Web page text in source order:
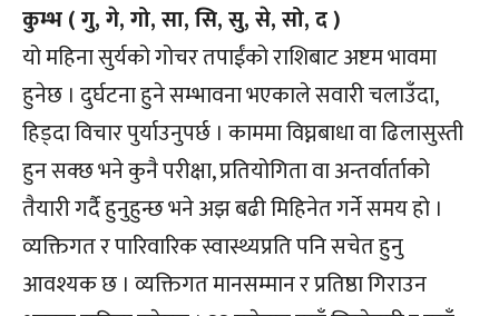
कुम्भ ( गु, गे, गो, सा, सि, सु, से, सो, द )
यो महिना सुर्यको गोचर तपाईंको राशिबाट अष्टम भावमा
हुनेछ । दुर्घटना हुने सम्भावना भएकाले सवारी चलाउँदा,
हिड्दा विचार पुर्याउनुपर्छ । काममा विघ्नबाधा वा ढिलासुस्ती
हुन सक्छ भने कुनै परीक्षा, प्रतियोगिता वा अन्तर्वार्ताको
तैयारी गर्दै हुनुहुन्छ भने अझ बढी मिहिनेत गर्ने समय हो ।
व्यक्तिगत र पारिवारिक स्वास्थ्यप्रति पनि सचेत हुनु
आवश्यक छ । व्यक्तिगत मानसम्मान र प्रतिष्ठा गिराउन